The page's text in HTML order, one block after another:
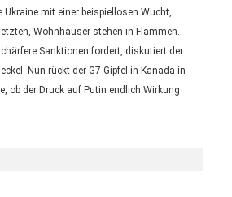
Ukraine mit einer beispiellosen Wucht,
Wohnhäuser stehen in Flammen.
Sanktionen fordert, diskutiert der
Nun rückt der G7-Gipfel in Kanada in
ob der Druck auf Putin endlich Wirkung